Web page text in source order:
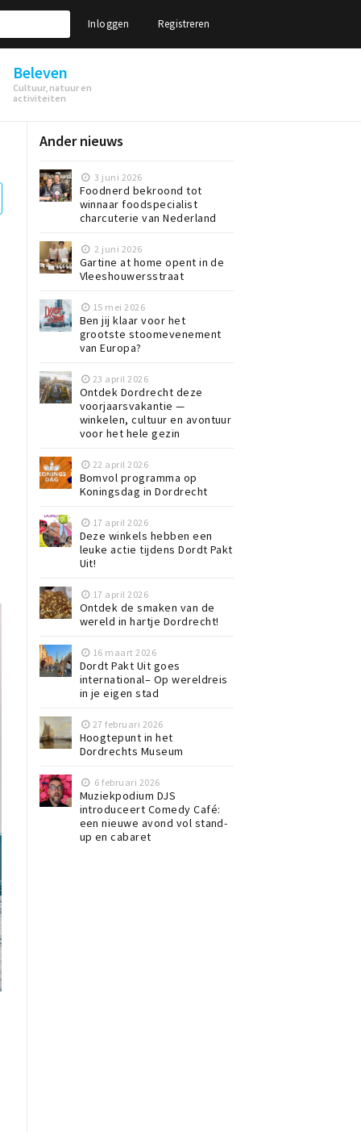
Inloggen Registreren
Beleven
Cultuur, natuur en
activiteiten
Ander nieuws
3 juni 2026
Foodnerd bekroond tot
winnaar foodspecialist
charcuterie van Nederland
2 juni 2026
Gartine at home opent in de
Vleeshouwersstraat
15 mei 2026
Ben jij klaar voor het
grootste stoomevenement
van Europa?
23 april 2026
Ontdek Dordrecht deze
voorjaarsvakantie —
winkelen, cultuur en avontuur
voor het hele gezin
22 april 2026
Bomvol programma op
Koningsdag in Dordrecht
17 april 2026
Deze winkels hebben een
leuke actie tijdens Dordt Pakt
Uit!
17 april 2026
Ontdek de smaken van de
wereld in hartje Dordrecht!
16 maart 2026
Dordt Pakt Uit goes
international– Op wereldreis
in je eigen stad
27 februari 2026
Hoogtepunt in het
Dordrechts Museum
6 februari 2026
Muziekpodium DJS
introduceert Comedy Café:
een nieuwe avond vol stand-
up en cabaret